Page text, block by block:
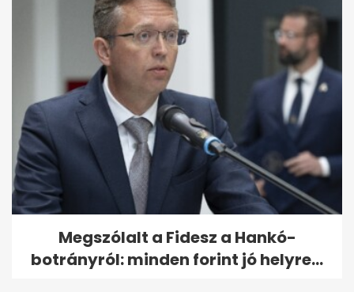
Megszólalt a Fidesz a Hankó-
botrányról: minden forint jó helyre...